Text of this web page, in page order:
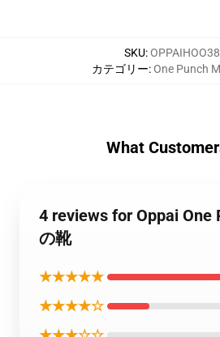
SKU:
カテゴリー:One Punch
What
4 reviews for Oppai One
の靴
★★★★★
★★★★☆